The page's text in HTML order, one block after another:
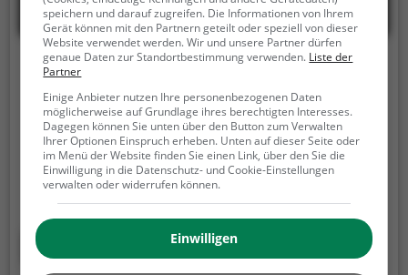
Fun Fabrik Bowling
Kaistraße 54-56, 24114 Kiel
Fun Fabrik Bowling ist eine Bowlingbahn in Kiel.
Bowlingbahn ist die perfekte Anlaufstelle für einen
sportlichen Abend mit Freunden oder der Familie.
Die beliebte Präzisionssportart ist vor allem an
regnerischen und kalten Tagen eine geeignete
Freizeitbeschäftigung, sportliche Betätigung und
Wettbewerbscharakter inklusive.
Mehr erfahren
speichern und darauf zugreifen. Die Informationen von Ihrem
Gerät können mit den Partnern geteilt oder speziell von dieser
Website verwendet werden. Wir und unsere Partner dürfen
genaue Daten zur Standortbestimmung verwenden. Liste der
Partner
Einige Anbieter nutzen Ihre personenbezogenen Daten
möglicherweise auf Grundlage ihres berechtigten Interesses.
Dagegen können Sie unten über den Button zum Verwalten
Ihrer Optionen Einspruch erheben. Unten auf dieser Seite oder
im Menü der Website finden Sie einen Link, über den Sie die
Einwilligung in die Datenschutz- und Cookie-Einstellungen
verwalten oder widerrufen können.
Einwilligen